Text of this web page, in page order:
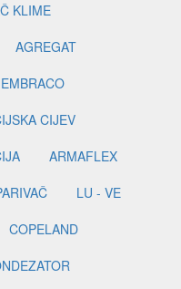
KLIME
AGREGAT
EMBRACO
CIJEV
ARMAFLEX
LU - VE
COPELAND